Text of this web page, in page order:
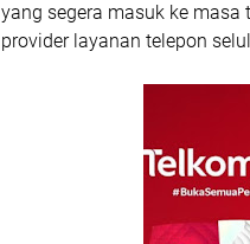
yang segera masuk ke
provider layanan telepon